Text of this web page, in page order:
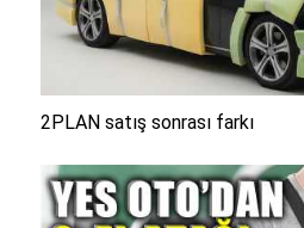
2PLAN satış sonrası farkı